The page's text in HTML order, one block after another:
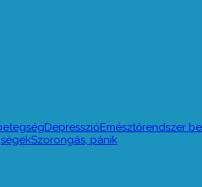
DepresszióEmésztőrendszer
Szorongás, pánik